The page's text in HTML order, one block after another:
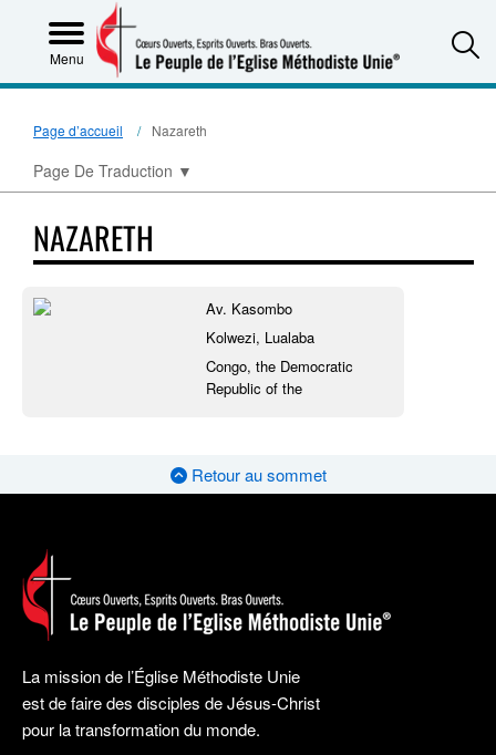
Menu
Page d’accueil Nazareth
Page De Traduction ▼
NAZARETH
Av. Kasombo
Kolwezi, Lualaba
Congo, the Democratic
Republic of the
Retour au sommet
La mission de l’Église Méthodiste Unie
est de faire des disciples de Jésus-Christ
pour la transformation du monde.